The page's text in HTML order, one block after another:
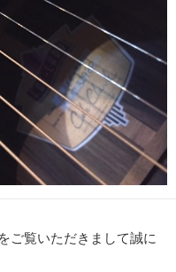
ご覧いただきまして誠に